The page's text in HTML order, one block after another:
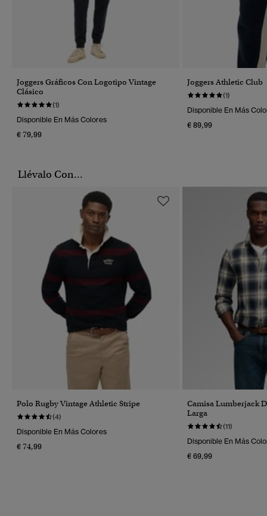
Joggers Gráficos Con Logotipo Vintage
Clásico
(1)
Disponible En Más Colores
€ 79,99
Joggers Athletic Club
(1)
Disponible En Más
€ 89,99
Llévalo Con...
Polo Rugby Vintage Athletic Stripe
(4)
Disponible En Más Colores
€ 74,99
Camisa Lumberjack
Larga
(11)
Disponible En Más
€ 69,99